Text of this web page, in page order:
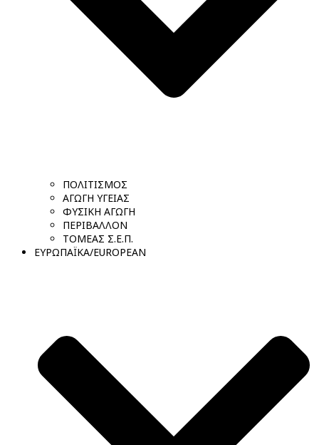
ΠΟΛΙΤΙΣΜΟΣ
ΑΓΩΓΗ ΥΓΕΙΑΣ
ΦΥΣΙΚΗ ΑΓΩΓΗ
ΠΕΡΙΒΑΛΛΟΝ
ΤΟΜΕΑΣ Σ.Ε.Π.
ΕΥΡΩΠΑΪΚΑ/EUROPEAN